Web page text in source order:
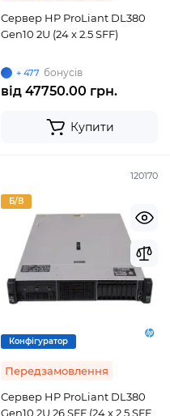
Сервер HP ProLiant DL380
Gen10 2U (24 x 2.5 SFF)
+ 477 бонусів
від 47750.00 грн.
Купити
120170
Б/В
Конфігуратор
Передзамовлення
Сервер HP ProLiant DL380
Gen10 2U 26 SFF (24 x 2.5 SFF